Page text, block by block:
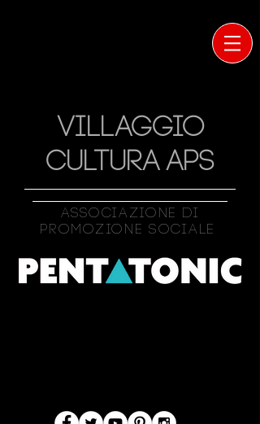
VILLAGGIO
CULTURA APS
Associazione Di
Promozione Sociale